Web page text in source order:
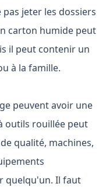
jeter les dossiers
carton humide peut
il peut contenir un
à la famille.
peuvent avoir une
outils rouillée peut
qualité, machines,
quelqu'un. Il faut